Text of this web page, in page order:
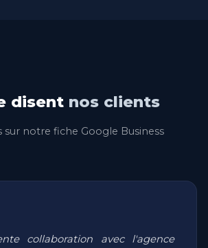
disent nos clients
sur notre fiche Google Business
collaboration avec l'agence